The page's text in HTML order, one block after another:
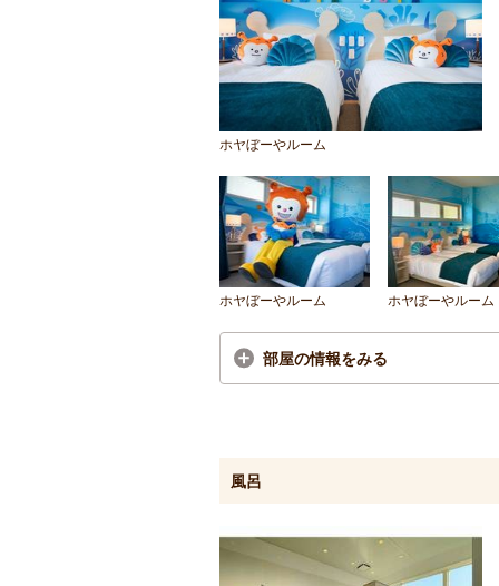
ホヤぼーやルーム
ホヤぼーやルーム ホヤぼーやルーム
部屋の情報をみる
風呂